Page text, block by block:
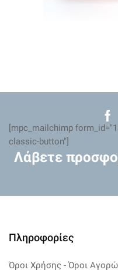
[mpc_mailchimp
classic-button"]
Λάβετε
Πληροφορίες
Όροι Χρήσης - Όροι